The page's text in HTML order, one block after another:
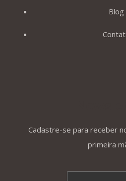
Blog
Cadastre-se para receber
primeira